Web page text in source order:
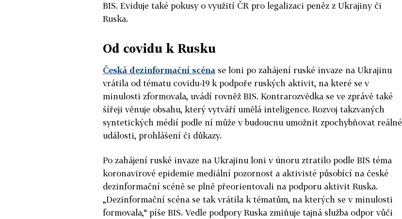
BIS. Eviduje také pokusy o využití ČR pro legalizaci peněz z Ukrajiny či
Ruska.
Od covidu k Rusku
Česká dezinformační scéna se loni po zahájení ruské invaze na Ukrajinu
vrátila od tématu covidu-19 k podpoře ruských aktivit, na které se v
minulosti zformovala, uvádí rovněž BIS. Kontrarozvědka se ve zprávě také
šířeji věnuje obsahu, který vytváří umělá inteligence. Rozvoj takzvaných
syntetických médií podle ní může v budoucnu umožnit zpochybňovat reálné
události, prohlášení či důkazy.
Po zahájení ruské invaze na Ukrajinu loni v únoru ztratilo podle BIS téma
koronavirové epidemie mediální pozornost a aktivisté působící na české
dezinformační scéně se plně přeorientovali na podporu aktivit Ruska.
„Dezinformační scéna se tak vrátila k tématům, na kterých se v minulosti
formovala,“ píše BIS. Vedle podpory Ruska zmiňuje tajná služba odpor vůči